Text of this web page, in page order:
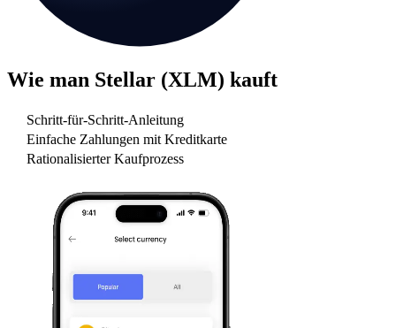
Wie man Stellar (XLM) kauft
Schritt-für-Schritt-Anleitung
Einfache Zahlungen mit Kreditkarte
Rationalisierter Kaufprozess